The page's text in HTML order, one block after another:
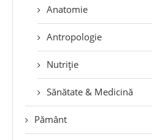
Anatomie
Antropologie
Nutriție
Sănătate & Medicină
Pământ